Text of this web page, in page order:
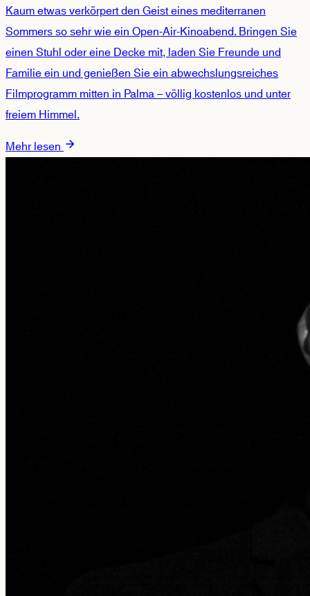
Kaum etwas verkörpert den Geist eines mediterranen
Sommers so sehr wie ein Open-Air-Kinoabend. Bringen Sie
einen Stuhl oder eine Decke mit, laden Sie Freunde und
Familie ein und genießen Sie ein abwechslungsreiches
Filmprogramm mitten in Palma – völlig kostenlos und unter
freiem Himmel.
Mehr lesen